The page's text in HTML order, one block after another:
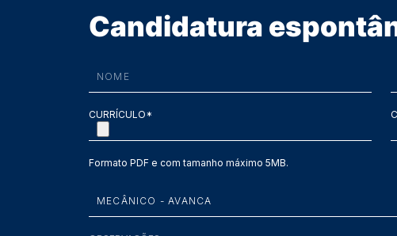
Candidatura
CURRÍCULO*
Formato PDF e com tamanho máximo 5MB.